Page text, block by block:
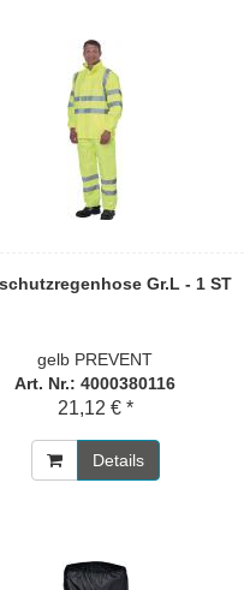
Gr.L - 1 ST
gelb PREVENT
Art. Nr.: 4000380116
21,12 € *
Details